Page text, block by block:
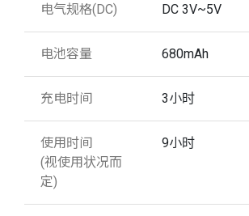
电气规格(DC) DC 3V~5V
电池容量 680mAh
充电时间 3小时
使用时间
(视使用状况而
定)
9小时